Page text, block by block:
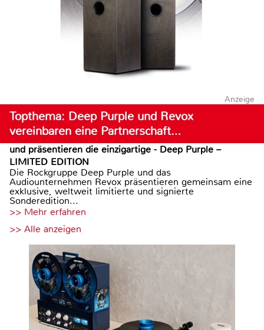
Anzeige
Topthema: Deep Purple und Revox
vereinbaren eine Partnerschaft…
und präsentieren die einzigartige - Deep Purple –
LIMITED EDITION
Die Rockgruppe Deep Purple und das
Audiounternehmen Revox präsentieren gemeinsam eine
exklusive, weltweit limitierte und signierte
Sonderedition...
>> Mehr erfahren
>> Alle anzeigen